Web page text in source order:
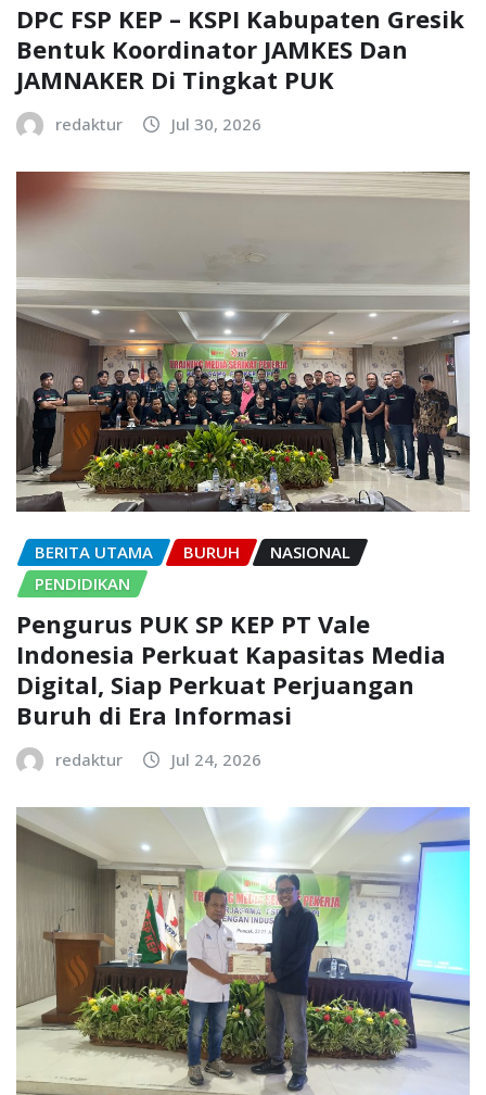
DPC FSP KEP – KSPI Kabupaten Gresik
Bentuk Koordinator JAMKES Dan
JAMNAKER Di Tingkat PUK
redaktur Jul 30, 2026
BERITA UTAMA BURUH
NASIONAL
PENDIDIKAN
Pengurus PUK SP KEP PT Vale
Indonesia Perkuat Kapasitas Media
Digital, Siap Perkuat Perjuangan
Buruh di Era Informasi
redaktur Jul 24, 2026